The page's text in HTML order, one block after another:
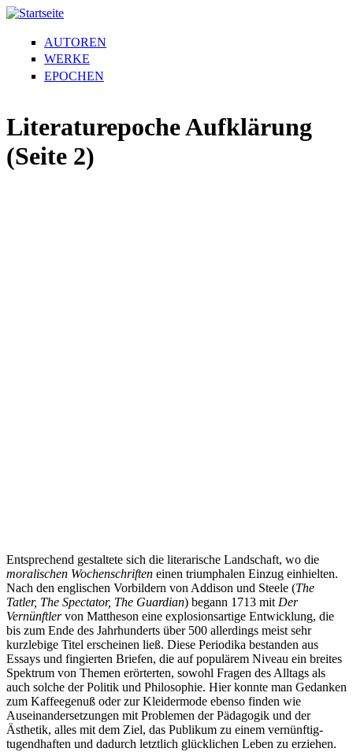
AUTOREN
WERKE
EPOCHEN
Literaturepoche Aufklärung
(Seite 2)
Entsprechend gestaltete sich die literarische Landschaft, wo die
moralischen Wochenschriften einen triumphalen Einzug einhielten.
Nach den englischen Vorbildern von Addison und Steele (The
Tatler, The Spectator, The Guardian) begann 1713 mitDer
Vernünftlervon Mattheson eine explosionsartige Entwicklung, die
bis zum Ende des Jahrhunderts über 500 allerdings meist sehr
kurzlebige Titel erscheinen ließ. Diese Periodika bestanden aus
Essays und fingierten Briefen, die auf populärem Niveau ein breites
Spektrum von Themen erörterten, sowohl Fragen des Alltags als
auch solche der Politik und Philosophie. Hier konnte man Gedanken
zum Kaffeegenuß oder zur Kleidermode ebenso finden wie
Auseinandersetzungen mit Problemen der Pädagogik und der
Ästhetik, alles mit dem Ziel, das Publikum zu einem vernünftig-
tugendhaften und dadurch letztlich glücklichen Leben zu erziehen.